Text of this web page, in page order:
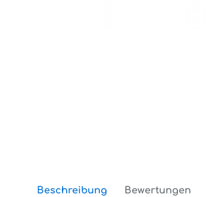
Beschreibung Bewertungen